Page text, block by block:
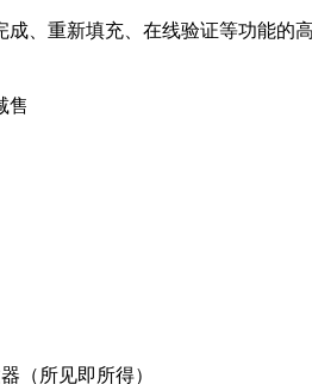
成、重新填充、在线验证等功能的
售
（所见即所得）